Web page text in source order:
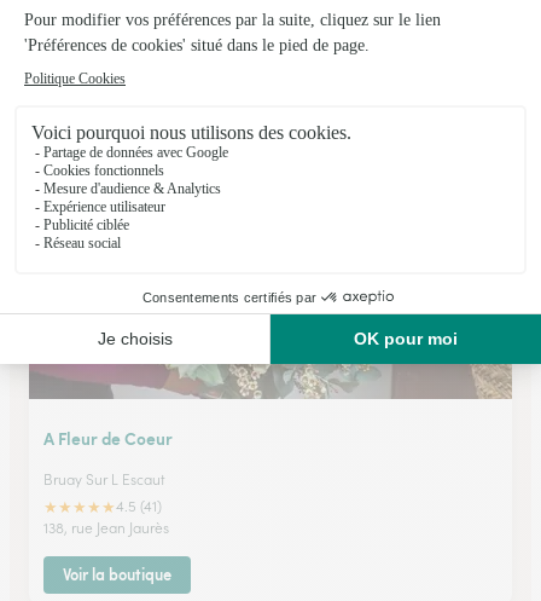
La Bouquetterie
Caudry
17 rue Roger Salengro
Voir la boutique
A Fleur de Coeur
Bruay Sur L Escaut
★★★★★4.5 (41)
138, rue Jean Jaurès
Voir la boutique